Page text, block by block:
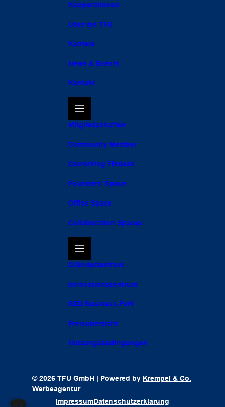
Kooperationen
Über die TFU
Karriere
News & Events
Kontakt
Mitgliedschaften
Community Member
Coworking Fixdesk
Founders’ Space
Office Space
Collaboration Spaces
Gründerzentrum
Innovationszentrum
BED Business Park
Preisübersicht
Nutzungsbedingungen
© 2026 TFU GmbH | Powered by Krempel & Co.
Werbeagentur
ImpressumDatenschutzerklärung